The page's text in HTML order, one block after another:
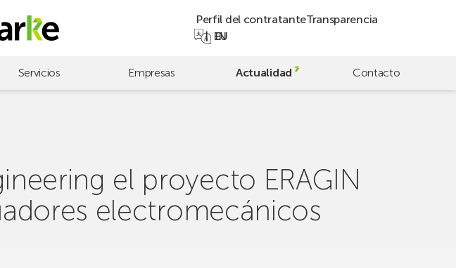
Perfil del contratanteTransparencia
EU
EN
Servicios Empresas Actualidad Contacto
el proyecto ERAGIN
electromecánicos